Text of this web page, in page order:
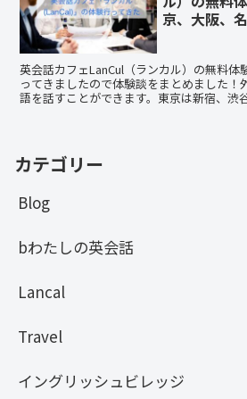
京、大阪、
英会話カフェLanCul（ランカル）の無料体
ってきましたので体験談をまとめました！
語を話すことができます。東京は新宿、渋
カテゴリー
Blog
bわたしの英会話
Lancal
Travel
イングリッシュビレッジ